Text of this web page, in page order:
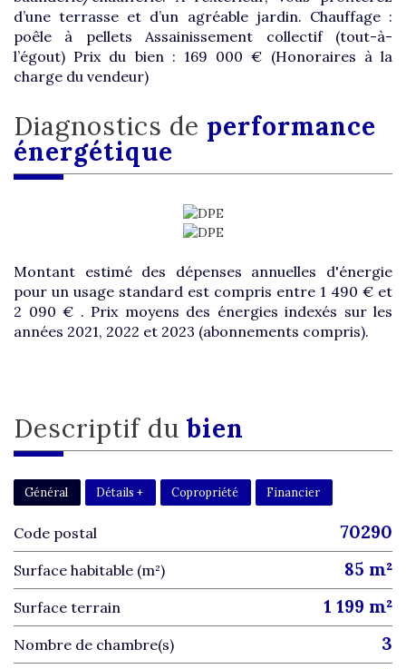
d’une terrasse et d’un agréable jardin. Chauffage :
poêle à pellets Assainissement collectif (tout-à-
l’égout) Prix du bien : 169 000 € (Honoraires à la
charge du vendeur)
diagnostics de performance
énergétique
Montant estimé des dépenses annuelles d'énergie
pour un usage standard est compris entre 1 490 € et
2 090 € . Prix moyens des énergies indexés sur les
années 2021, 2022 et 2023 (abonnements compris).
descriptif du bien
Général Détails + Copropriété Financier
Code postal 70290
Surface habitable (m²) 85 m²
surface terrain 1 199 m²
Nombre de chambre(s) 3